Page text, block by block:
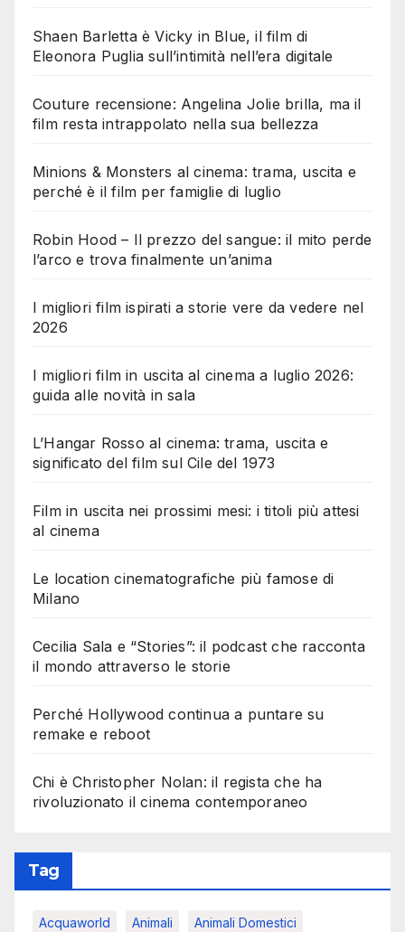
Shaen Barletta è Vicky in Blue, il film di
Eleonora Puglia sull’intimità nell’era digitale
Couture recensione: Angelina Jolie brilla, ma il
film resta intrappolato nella sua bellezza
Minions & Monsters al cinema: trama, uscita e
perché è il film per famiglie di luglio
Robin Hood – Il prezzo del sangue: il mito perde
l’arco e trova finalmente un’anima
I migliori film ispirati a storie vere da vedere nel
2026
I migliori film in uscita al cinema a luglio 2026:
guida alle novità in sala
L’Hangar Rosso al cinema: trama, uscita e
significato del film sul Cile del 1973
Film in uscita nei prossimi mesi: i titoli più attesi
al cinema
Le location cinematografiche più famose di
Milano
Cecilia Sala e “Stories”: il podcast che racconta
il mondo attraverso le storie
Perché Hollywood continua a puntare su
remake e reboot
Chi è Christopher Nolan: il regista che ha
rivoluzionato il cinema contemporaneo
Tag
Acquaworld Animali Animali Domestici